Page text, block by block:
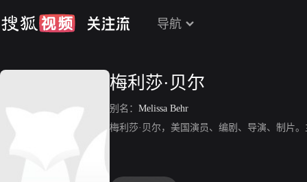
导航
梅利莎·贝尔
别名： Melissa Behr
梅利莎·贝尔，美国演员、编剧、导演、制片